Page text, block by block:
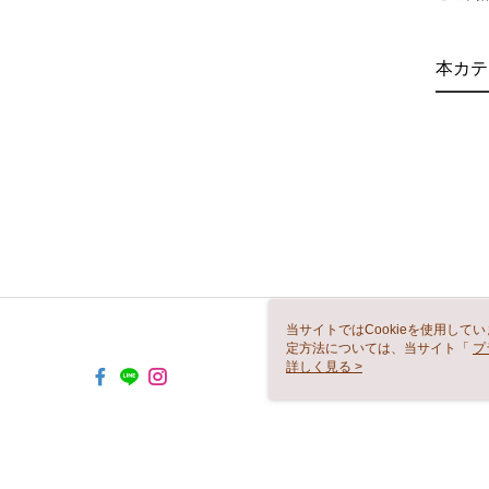
本カ
当サイトではCookieを使用して
定方法については、当サイト「 プ
き使用される場合、当社がサイ
詳しく見る >